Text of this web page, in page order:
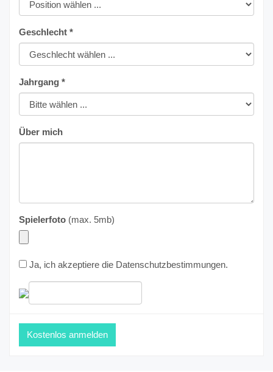
Geschlecht *
Jahrgang *
Über mich
Spielerfoto (max. 5mb)
Ja, ich akzeptiere die Datenschutzbestimmungen.